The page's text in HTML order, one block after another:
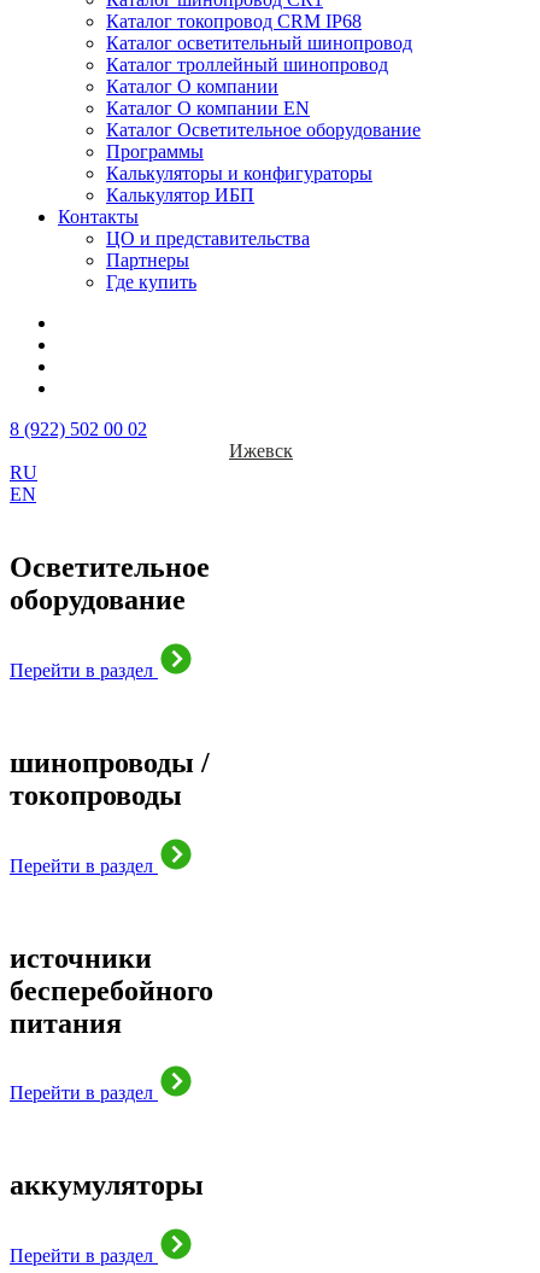
Каталог токопровод CRM IP68
Каталог осветительный шинопровод
Каталог троллейный шинопровод
Каталог О компании
Каталог О компании EN
Каталог Осветительное оборудование
Программы
Калькуляторы и конфигураторы
Калькулятор ИБП
Контакты
ЦО и представительства
Партнеры
Где купить
8 (922) 502 00 02
Ижевск
RU
EN
Осветительное
оборудование
Перейти в раздел
шинопроводы /
токопроводы
Перейти в раздел
источники
бесперебойного
питания
Перейти в раздел
аккумуляторы
Перейти в раздел